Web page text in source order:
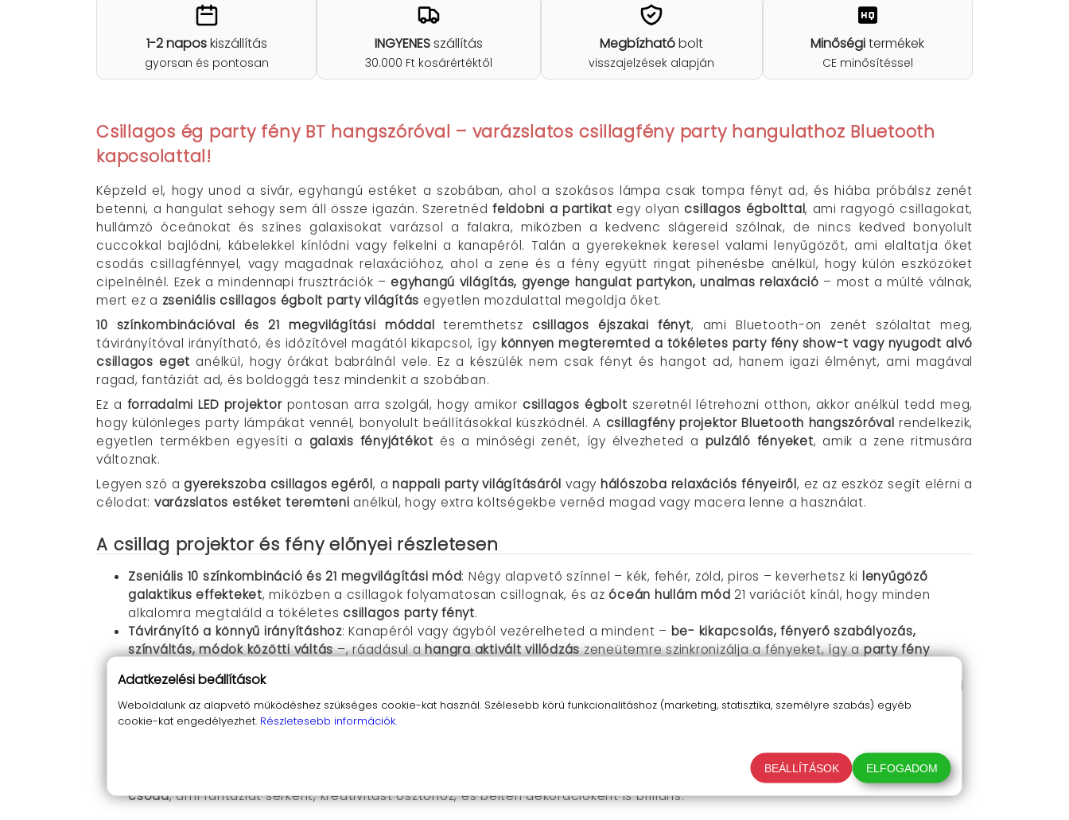
1-2 naposkiszállítás
gyorsan és pontosan
INGYENESszállítás
30.000 Ft kosárértéktől
Megbízhatóbolt
visszajelzések alapján
Minőségitermékek
CE minősítéssel
Csillagos ég party fény BT hangszóróval – varázslatos csillagfény party hangulathoz Bluetooth
kapcsolattal!
Képzeld el, hogy unod a sivár, egyhangú estéket a szobában, ahol a szokásos lámpa csak tompa fényt ad, és hiába próbálsz zenét
betenni, a hangulat sehogy sem áll össze igazán. Szeretnéd feldobni a partikat egy olyan csillagos égbolttal, ami ragyogó csillagokat,
hullámzó óceánokat és színes galaxisokat varázsol a falakra, miközben a kedvenc slágereid szólnak, de nincs kedved bonyolult
cuccokkal bajlódni, kábelekkel kínlódni vagy felkelni a kanapéról. Talán a gyerekeknek keresel valami lenyűgözőt, ami elaltatja őket
csodás csillagfénnyel, vagy magadnak relaxációhoz, ahol a zene és a fény együtt ringat pihenésbe anélkül, hogy külön eszközöket
cipelnélnél. Ezek a mindennapi frusztrációk – egyhangú világítás, gyenge hangulat partykon, unalmas relaxáció – most a múlté válnak,
mert ez a zseniális csillagos égbolt party világítás egyetlen mozdulattal megoldja őket.
10 színkombinációval és 21 megvilágítási móddal teremthetsz csillagos éjszakai fényt, ami Bluetooth-on zenét szólaltat meg,
távirányítóval irányítható, és időzítővel magától kikapcsol, így könnyen megteremted a tökéletes party fény show-t vagy nyugodt alvó
csillagos eget anélkül, hogy órákat babrálnál vele. Ez a készülék nem csak fényt és hangot ad, hanem igazi élményt, ami magával
ragad, fantáziát ad, és boldoggá tesz mindenkit a szobában.
Ez a forradalmi LED projektorpontosan arra szolgál, hogy amikor csillagos égbolt szeretnél létrehozni otthon, akkor anélkül tedd meg,
hogy különleges party lámpákat vennél, bonyolult beállításokkal küszködnél. A csillagfény projektor Bluetooth hangszóróval rendelkezik,
egyetlen termékben egyesíti a galaxis fényjátékot és a minőségi zenét, így élvezheted a pulzáló fényeket, amik a zene ritmusára
változnak.
Legyen szó a gyerekszoba csillagos egéről, anappali party világításáról vagy hálószoba relaxációs fényeiről, ez az eszköz segít elérni a
célodat: varázslatos estéket teremteni anélkül, hogy extra költségekbe vernéd magad vagy macera lenne a használat.
A csillag projektor és fény előnyei részletesen
Zseniális 10 színkombináció és 21 megvilágítási mód: Négy alapvető színnel – kék, fehér, zöld, piros – keverhetsz ki lenyűgöző
galaktikus effekteket, miközben a csillagok folyamatosan csillognak, és az óceán hullám mód 21 variációt kínál, hogy minden
alkalomra megtaláld a tökéletes csillagos party fényt.
Távirányító a könnyű irányításhoz: Kanapéról vagy ágyból vezérelheted a mindent – be- kikapcsolás, fényerő szabályozás,
színváltás, módok közötti váltás–, ráadásul ahangra aktivált villódzászeneütemre szinkronizálja a fényeket, így aparty fény
Beépített Bluetooth hangszóró USB támogatással
: Csatlakoztasd a telefonodat BT-n, vagy dugj be pendrive-ot USB-re, és élvezd
akedvenc zenéideta csillagos ég alatt – tökéletesaltatódalokhoz,relaxációs zenéhezvagy buli slágerekhez, ami egységesíti a
hangulatot.
, karácsonyi öröm,házibuli kellékvagy gyereknapi
csoda, ami fantáziát serkent, kreativitást ösztönöz, és beltéri dekorációként is briliáns.
Adatkezelési beállítások
Weboldalunk az alapvető működéshez szükséges cookie-kat használ. Szélesebb körű funkcionalitáshoz (marketing, statisztika, személyre szabás) egyéb
cookie-kat engedélyezhet. Részletesebb információk.
BEÁLLÍTÁSOK ELFOGADOM